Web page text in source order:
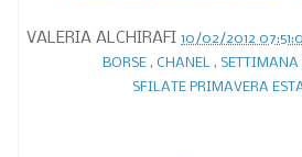
VALERIA ALCHIRAFI 10/02/2012
BORSE, CHANEL ,
SFILATE PRIMAVERA